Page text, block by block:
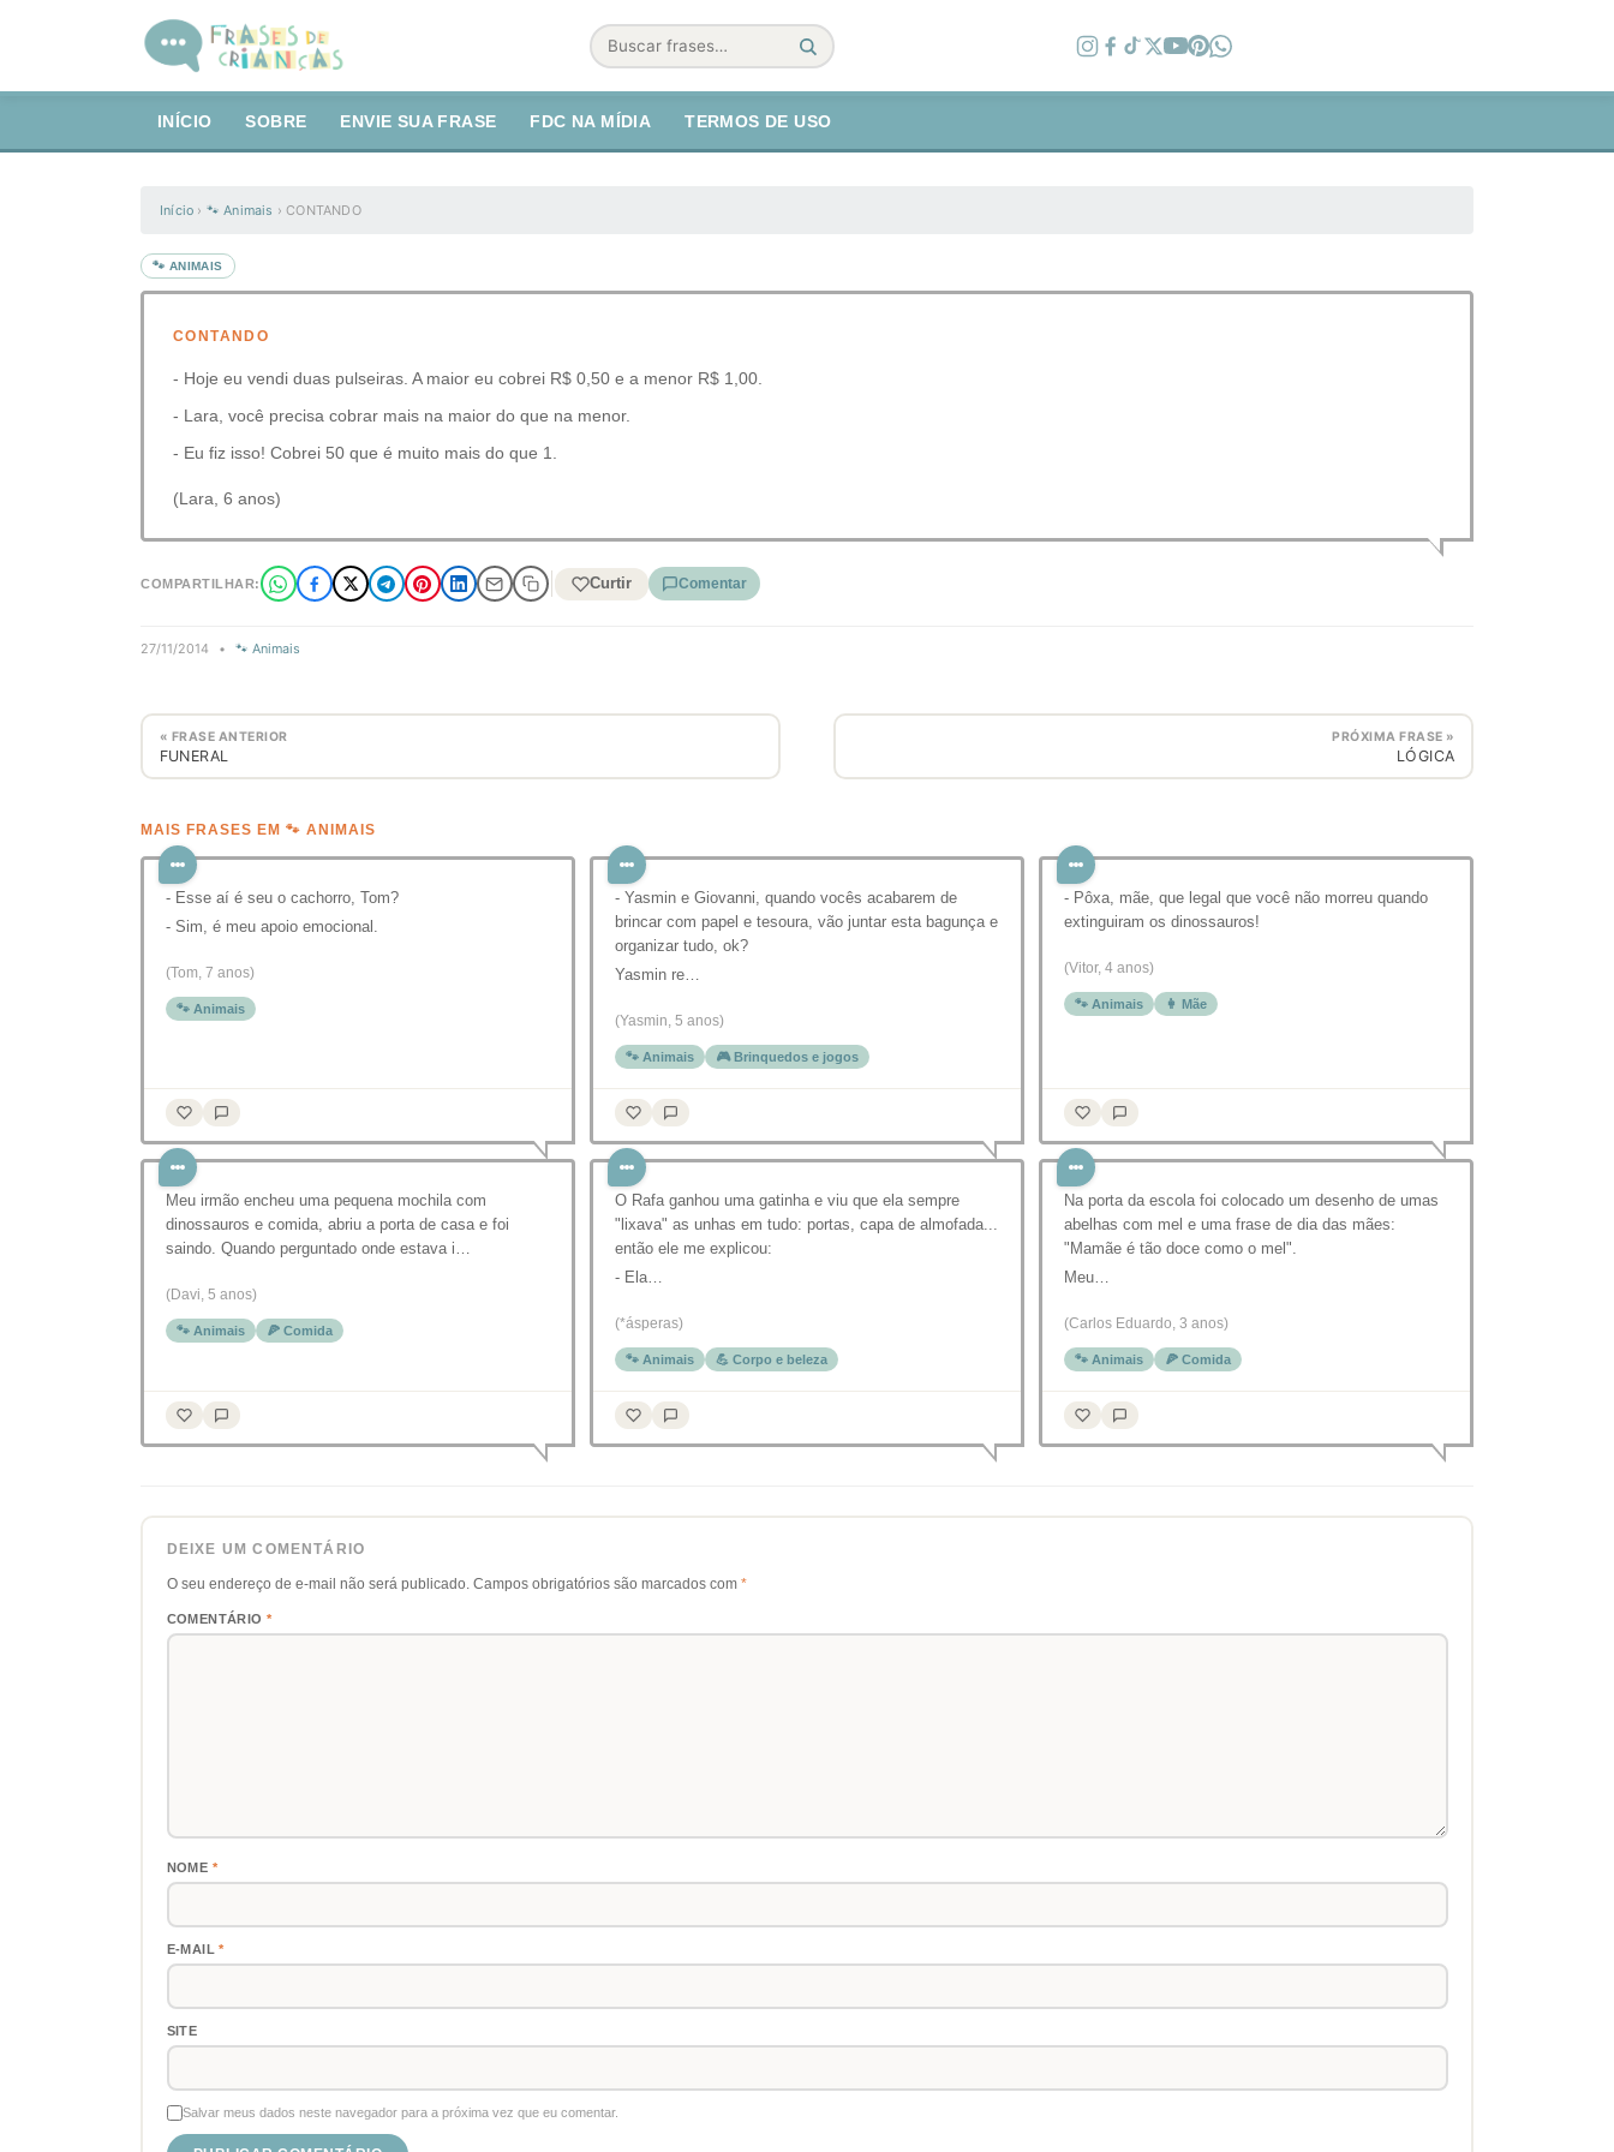
Buscar
INÍCIO SOBRE ENVIE SUA FRASE FDC NA MÍDIA TERMOS DE USO
Início › 🐾 Animais ›CONTANDO
🐾 ANIMAIS
CONTANDO
- Hoje eu vendi duas pulseiras. A maior eu cobrei R$ 0,50 e a menor R$ 1,00.
- Lara, você precisa cobrar mais na maior do que na menor.
- Eu fiz isso! Cobrei 50 que é muito mais do que 1.
(Lara, 6 anos)
COMPARTILHAR: Curtir Comentar
27/11/2014 • 🐾 Animais
« FRASE ANTERIOR
FUNERAL
PRÓXIMA FRASE »
LÓGICA
MAIS FRASES EM 🐾 ANIMAIS
- Esse aí é seu o cachorro, Tom?
- Sim, é meu apoio emocional.
(Tom, 7 anos)
🐾 Animais
- Yasmin e Giovanni, quando vocês acabarem de
brincar com papel e tesoura, vão juntar esta bagunça e
organizar tudo, ok?
Yasmin re…
(Yasmin, 5 anos)
🐾 Animais 🎮 Brinquedos e jogos
- Pôxa, mãe, que legal que você não morreu quando
extinguiram os dinossauros!
(Vitor, 4 anos)
🐾 Animais 👩 Mãe
Meu irmão encheu uma pequena mochila com
dinossauros e comida, abriu a porta de casa e foi
saindo. Quando perguntado onde estava i…
(Davi, 5 anos)
🐾 Animais 🍕 Comida
O Rafa ganhou uma gatinha e viu que ela sempre
"lixava" as unhas em tudo: portas, capa de almofada...
então ele me explicou:
- Ela…
(*ásperas)
🐾 Animais 💪 Corpo e beleza
Na porta da escola foi colocado um desenho de umas
abelhas com mel e uma frase de dia das mães:
"Mamãe é tão doce como o mel".
Meu…
(Carlos Eduardo, 3 anos)
🐾 Animais 🍕 Comida
DEIXE UM COMENTÁRIO
O seu endereço de e-mail não será publicado. Campos obrigatórios são marcados com *
COMENTÁRIO *
NOME *
E-MAIL*
SITE
Salvar meus dados neste navegador para a próxima vez que eu comentar.